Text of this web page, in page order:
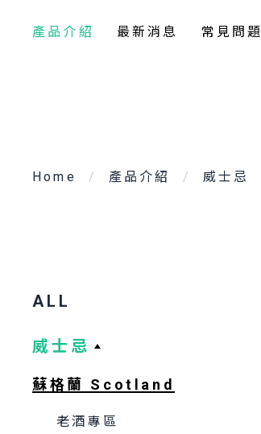
產品介紹 最新消息 常見問題
Home 產品介紹 威士忌
ALL
威士忌
蘇格蘭 Scotland
老酒專區